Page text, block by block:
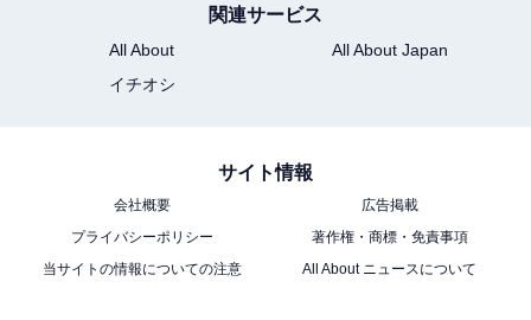
1
関連サービス
All About
All About Japan
イチオシ
サイト情報
会社概要
広告掲載
プライバシーポリシー
著作権・商標・免責事項
当サイトの情報についての注意
All About ニュースについて